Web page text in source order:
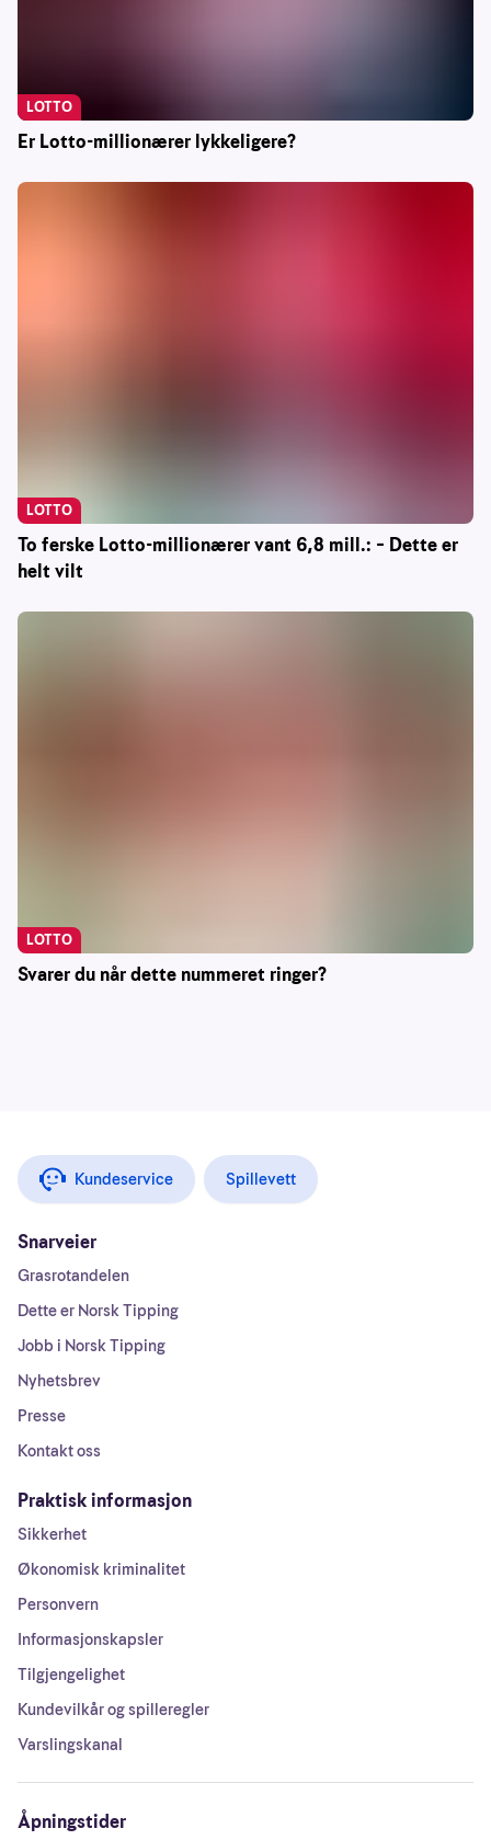
Er Lotto-millionærer lykkeligere?
LOTTO
To ferske Lotto-millionærer vant 6,8 mill.: – Dette er
helt vilt
LOTTO
Svarer du når dette nummeret ringer?
LOTTO
Kundeservice Spillevett
Snarveier
Grasrotandelen
Dette er Norsk Tipping
Jobb i Norsk Tipping
Nyhetsbrev
Presse
Kontakt oss
Praktisk informasjon
Sikkerhet
Økonomisk kriminalitet
Personvern
Informasjonskapsler
Tilgjengelighet
Kundevilkår og spilleregler
Varslingskanal
Åpningstider